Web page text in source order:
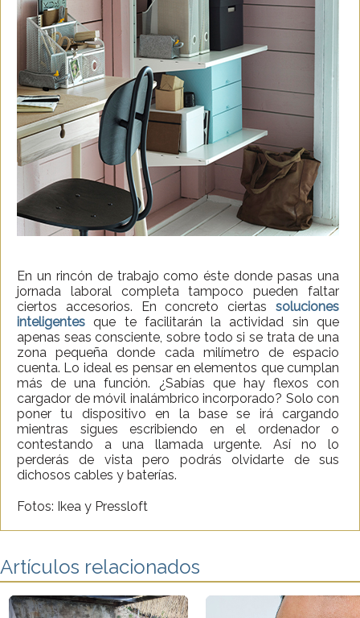
En un rincón de trabajo como éste donde pasas una
jornada laboral completa tampoco pueden faltar
ciertos accesorios. En concreto ciertas soluciones
inteligentes que te facilitarán la actividad sin que
apenas seas consciente, sobre todo si se trata de una
zona pequeña donde cada milímetro de espacio
cuenta. Lo ideal es pensar en elementos que cumplan
más de una función. ¿Sabías que hay flexos con
cargador de móvil inalámbrico incorporado? Solo con
poner tu dispositivo en la base se irá cargando
mientras sigues escribiendo en el ordenador o
contestando a una llamada urgente. Así no lo
perderás de vista pero podrás olvidarte de sus
dichosos cables y baterías.
Fotos: Ikea y Pressloft
Artículos relacionados